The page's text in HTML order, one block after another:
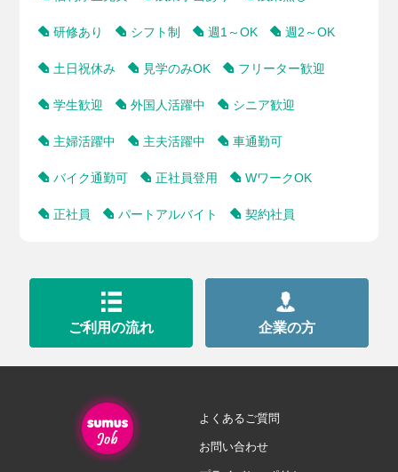
研修あり シフト制 週1～OK 週2～OK
土日祝休み 見学のみOK フリーター歓迎
学生歓迎 外国人活躍中 シニア歓迎
主婦活躍中 主夫活躍中 車通勤可
バイク通勤可 正社員登用 WワークOK
正社員 パートアルバイト 契約社員
ご利用の流れ 企業の方
よくあるご質問
お問い合わせ